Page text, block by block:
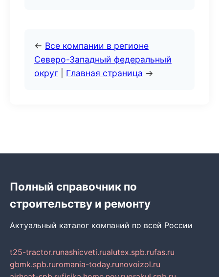
← Все компании в регионе
Северо-Западный федеральный
округ
Главная страница →
Полный справочник по
строительству и ремонту
Актуальный каталог компаний по всей России
t25-tractor.runashicveti.rualutex.spb.rufas.ru
gbmk.spb.ruromania-today.runovoizol.ru